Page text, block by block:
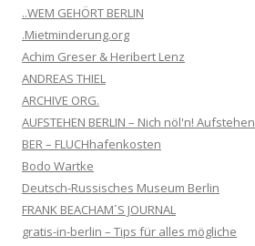
..WEM GEHÖRT BERLIN
.Mietminderung.org
Achim Greser & Heribert Lenz
ANDREAS THIEL
ARCHIVE ORG.
AUFSTEHEN BERLIN – Nich nöl'n! Aufstehen
BER – FLUCHhafenkosten
Bodo Wartke
Deutsch-Russisches Museum Berlin
FRANK BEACHAM´S JOURNAL
gratis-in-berlin – Tips für alles mögliche